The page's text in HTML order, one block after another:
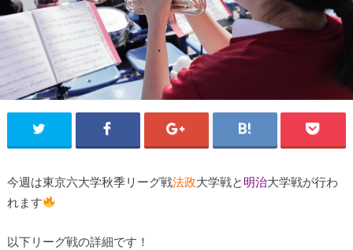
今週は東京六大学秋季リーグ戦法政大学戦と 明治大学戦が行わ
れます
以下リーグ戦の詳細です！